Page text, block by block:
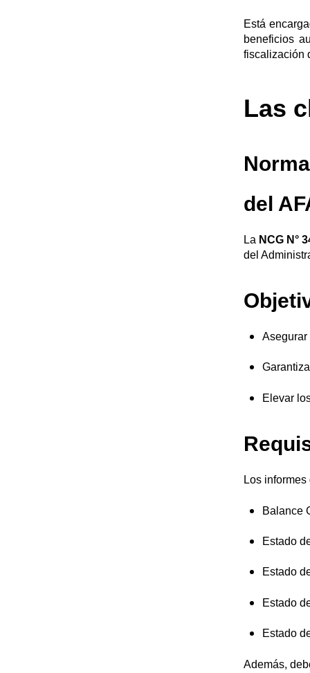
Está
beneficios
fiscalización
Las
del
La NCG N°
del
Asegurar
Elevar
Los
Balance
Estado
Estado
Estado
Estado
Además,